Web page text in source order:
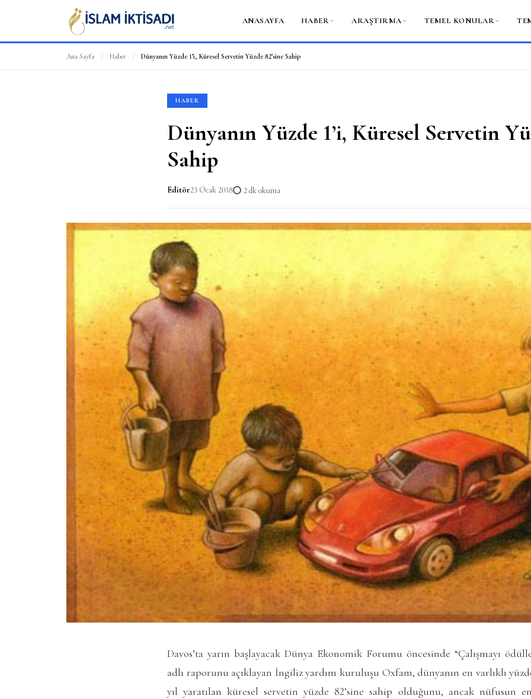
ANASAYFA HABER ARAŞTIRMA TEMEL KONULAR
Ana Sayfa / Haber / Dünyanın Yüzde 1’i, Küresel Servetin Yüzde 82’sine Sahip
HABER
Dünyanın Yüzde 1’i, Küresel Servetin
Sahip
Editör23 Ocak 2018 2 dk okuma
Davos’ta yarın başlayacak Dünya Ekonomik Forumu öncesinde “Çalışmayı
adlı raporunu açıklayan İngiliz yardım kuruluşu Oxfam, dünyanın en varlıklı
yıl yaratılan küresel servetin yüzde 82’sine sahip olduğunu, ancak nüfusun